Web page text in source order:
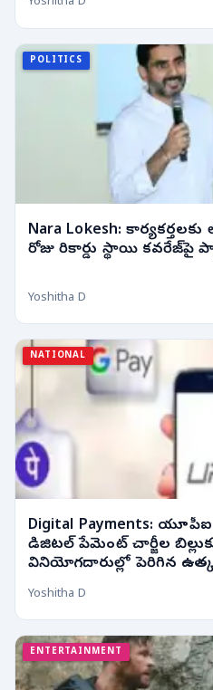
POLITICS
Nara Lokesh:
రోజు రికార్డు స్థాయి కవరేజ్‌పై
Yoshitha D
NATIONAL
Digital Payments: యూపీఐ
డిజిటల్ పేమెంట్ చార్జీల
వినియోగదారుల్లో పెరిగిన
Yoshitha D
ENTERTAINMENT